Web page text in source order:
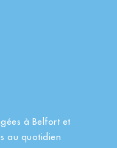
à Belfort et
au quotidien